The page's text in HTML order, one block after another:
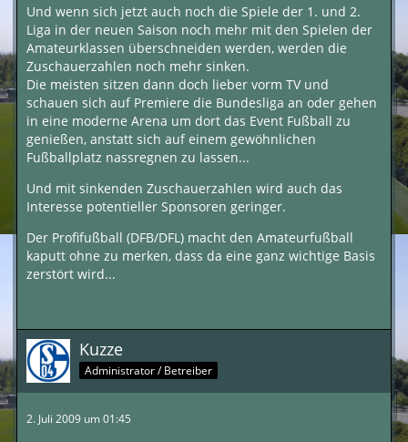
Und wenn sich jetzt auch noch die Spiele der 1. und 2.
Liga in der neuen Saison noch mehr mit den Spielen der
Amateurklassen überschneiden werden, werden die
Zuschauerzahlen noch mehr sinken.
Die meisten sitzen dann doch lieber vorm TV und
schauen sich auf Premiere die Bundesliga an oder gehen
in eine moderne Arena um dort das Event Fußball zu
genießen, anstatt sich auf einem gewöhnlichen
Fußballplatz nassregnen zu lassen...
Und mit sinkenden Zuschauerzahlen wird auch das
Interesse potentieller Sponsoren geringer.
Der Profifußball (DFB/DFL) macht den Amateurfußball
kaputt ohne zu merken, dass da eine ganz wichtige Basis
zerstört wird...
Kuzze
Administrator / Betreiber
2. Juli 2009 um 01:45